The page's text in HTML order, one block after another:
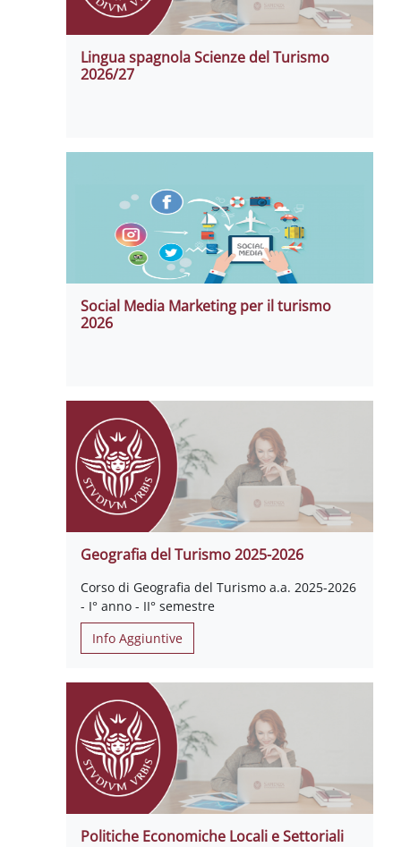
Lingua spagnola Scienze del Turismo
2026/27
Social Media Marketing per il turismo
2026
Geografia del Turismo 2025-2026
Corso di Geografia del Turismo a.a. 2025-2026
- I° anno - II° semestre
Info Aggiuntive
Politiche Economiche Locali e Settoriali